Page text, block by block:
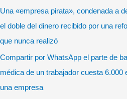
Una «empresa pirata», condenada a
el doble del dinero recibido por una
que nunca realizó
Compartir por WhatsApp el parte de
médica de un trabajador cuesta 6.000
una empresa